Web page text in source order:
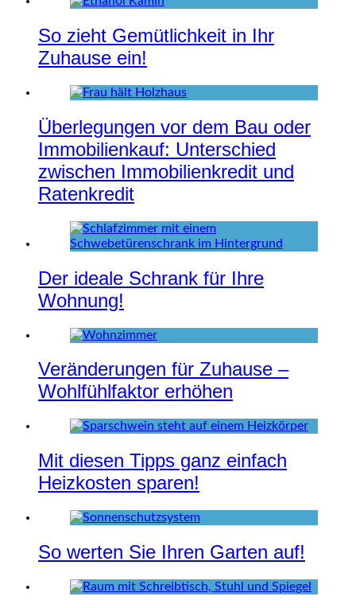
So zieht Gemütlichkeit in Ihr
Zuhause ein!
Überlegungen vor dem Bau oder
Immobilienkauf: Unterschied
zwischen Immobilienkredit und
Ratenkredit
Der ideale Schrank für Ihre
Wohnung!
Veränderungen für Zuhause –
Wohlfühlfaktor erhöhen
Mit diesen Tipps ganz einfach
Heizkosten sparen!
So werten Sie Ihren Garten auf!